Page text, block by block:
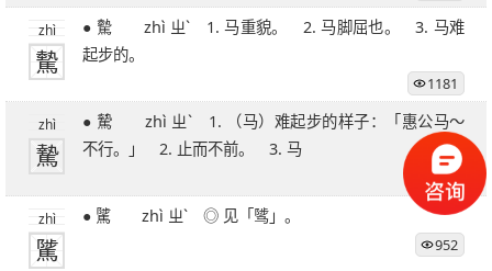
zhì
驇
● 驇 zhì ㄓˋ 1. 马重貌。 2. 马脚屈也。 3. 马难
起步的。
1181
zhì
騺
● 騺 zhì ㄓˋ 1. （马）难起步的样子：「惠公马～
不行。」 2. 止而不前。 3. 马
1104
zhì
騭
● 騭 zhì ㄓˋ ◎ 见「骘」。
952